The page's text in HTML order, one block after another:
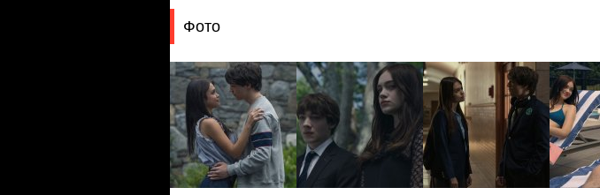
Фото